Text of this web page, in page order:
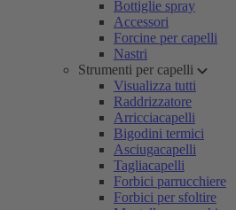
Bottiglie spray
Accessori
Forcine per capelli
Nastri
Strumenti per capelli
Visualizza tutti
Raddrizzatore
Arricciacapelli
Bigodini termici
Asciugacapelli
Tagliacapelli
Forbici parrucchiere
Forbici per sfoltire